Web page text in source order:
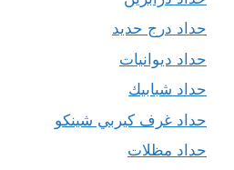
حداد درج حديد
حداد ديوانيات
حداد شبابيك
حداد غرف كيربي شينكو
حداد مظلات